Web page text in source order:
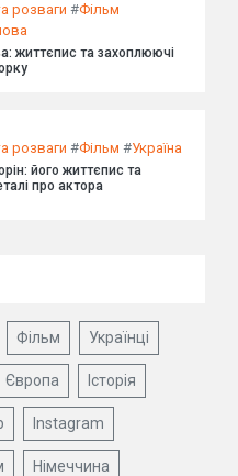
розваги #Фільм
життєпис та захоплюючі
розваги #Фільм #Україна
його життєпис та
про актора
Фільм Українці
Європа Історія
Instagram
Німеччина